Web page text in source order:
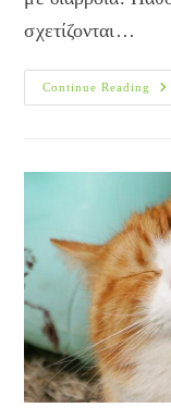
σχετίζονται…
Continue Reading